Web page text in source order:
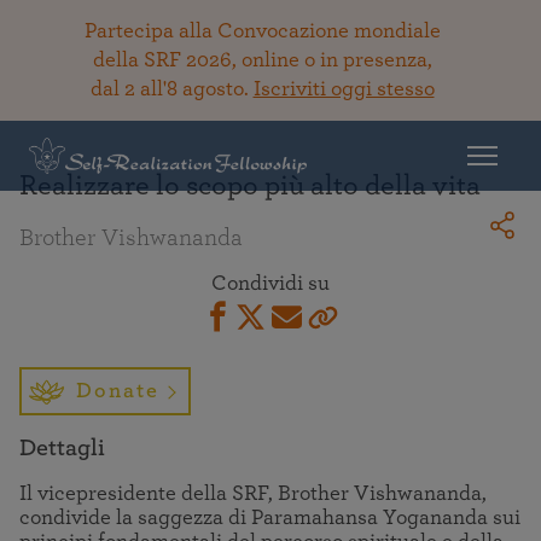
Partecipa alla Convocazione mondiale
della SRF 2026, online o in presenza,
dal 2 all'8 agosto. Iscriviti oggi stesso
Realizzare lo scopo più alto della vita
Brother Vishwananda
Condividi su
Donate
Dettagli
Il vicepresidente della SRF, Brother Vishwananda,
condivide la saggezza di Paramahansa Yogananda sui